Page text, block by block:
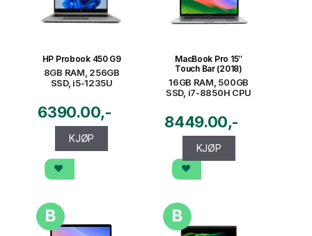
HP Probook 450 G9
8GB RAM, 256GB
SSD, i5-1235U
6390.00
KJØP
MacBook Pro 15″
Touch Bar (2018)
16GB RAM, 500GB
SSD, i7-8850H CPU
8449.00
KJØP
B B